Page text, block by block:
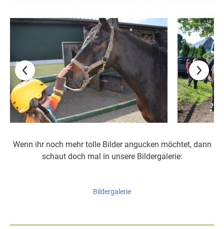
Wenn ihr noch mehr tolle Bilder angucken möchtet, dann
schaut doch mal in unsere Bildergalerie:
Bildergalerie